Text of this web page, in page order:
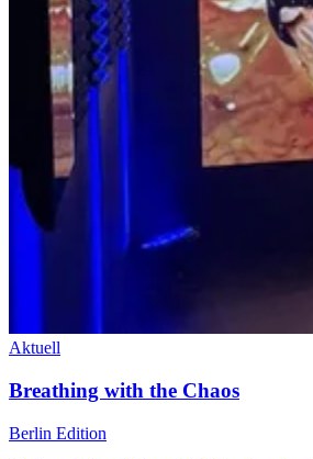
Aktuell
Breathing with the Chaos
Berlin Edition